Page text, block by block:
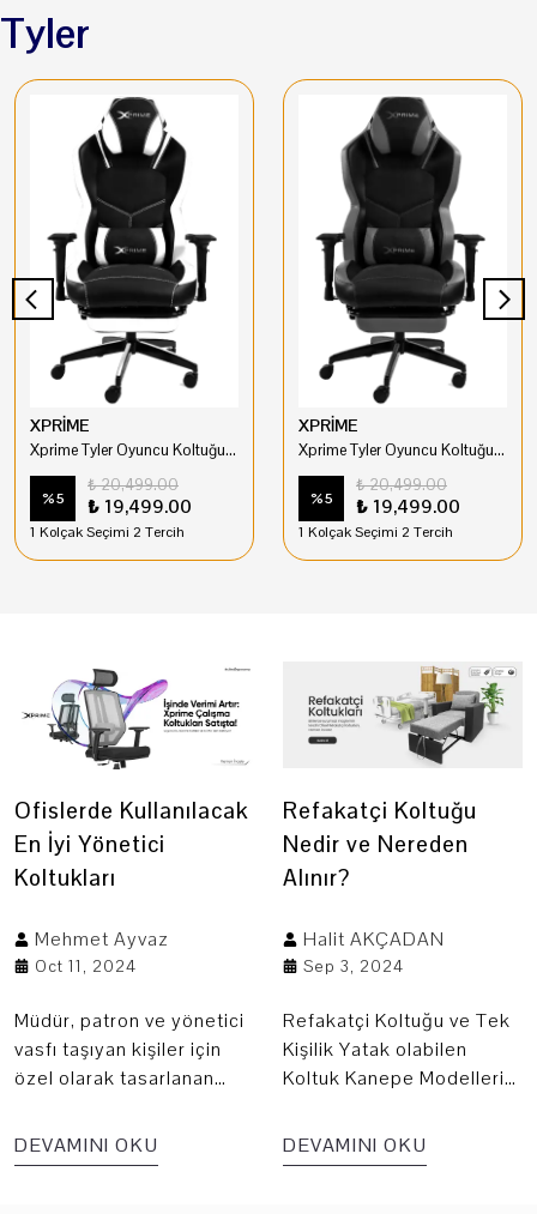
Tyler
XPRİME
Xprime Tyler Oyuncu Koltuğu Hybrid Kumaş Beyaz
%5
₺ 20,499.00
₺ 19,499.00
1 Kolçak Seçimi 2 Tercih
XPRİME
Xprime Tyler Oyuncu Koltuğu Hybrid Kumaş Gri
%5
₺ 20,499.00
₺ 19,499.00
1 Kolçak Seçimi 2 Tercih
Ofislerde Kullanılacak
En İyi Yönetici
Koltukları
Mehmet Ayvaz
Oct 11, 2024
Müdür, patron ve yönetici
vasfı taşıyan kişiler için
özel olarak tasarlanan
vücudu destekler. Bu da
çalışırken yorgunluk
DEVAMINI OKU
Refakatçi Koltuğu
Nedir ve Nereden
Alınır?
Halit AKÇADAN
Sep 3, 2024
Refakatçi Koltuğu ve Tek
Kişilik Yatak olabilen
Koltuk Kanepe Modelleri
Nereden Alınmalıdır
Hakkında detaylı bilgiye
DEVAMINI OKU